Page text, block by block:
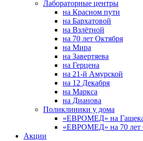
Лабораторные центры
на Красном пути
на Бархатовой
на Взлётной
на 70 лет Октября
на Мира
на Завертяева
на Герцена
на 21-й Амурской
на 12 Декабря
на Маркса
на Дианова
Поликлиники у дома
«ЕВРОМЕД» на
«ЕВРОМЕД» на 70 лет
Акции